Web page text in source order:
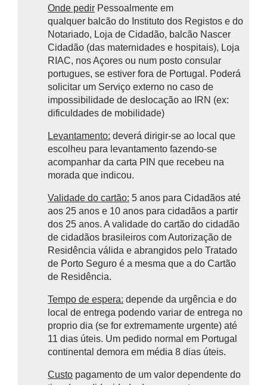
Onde pedir Pessoalmente em
qualquer balcão do Instituto dos Registos e do
Notariado, Loja de Cidadão, balcão Nascer
Cidadão (das maternidades e hospitais), Loja
RIAC, nos Açores ou num posto consular
portugues, se estiver fora de Portugal. Poderá
solicitar um Serviço externo no caso de
impossibilidade de deslocação ao IRN (ex:
dificuldades de mobilidade)
Levantamento: deverá dirigir-se ao local que
escolheu para levantamento fazendo-se
acompanhar da carta PIN que recebeu na
morada que indicou.
Validade do cartão: 5 anos para Cidadãos até
aos 25 anos e 10 anos para cidadãos a partir
dos 25 anos. A validade do cartão do cidadão
de cidadãos brasileiros com Autorização de
Residência válida e abrangidos pelo Tratado
de Porto Seguro é a mesma que a do Cartão
de Residência.
Tempo de espera: depende da urgência e do
local de entrega podendo variar de entrega no
proprio dia (se for extremamente urgente) até
11 dias úteis. Um pedido normal em Portugal
continental demora em média 8 dias úteis.
Custo pagamento de um valor dependente do